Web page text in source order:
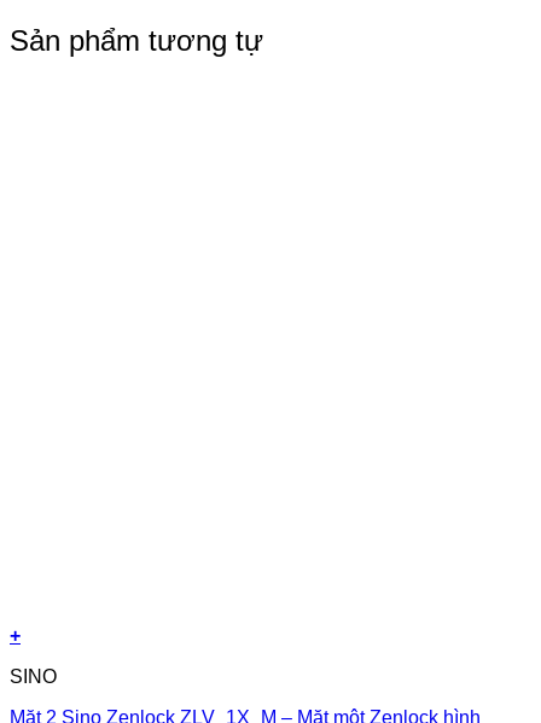
Sản phẩm tương tự
+
SINO
Mặt 2 Sino Zenlock ZLV_1X_M – Mặt một Zenlock hình